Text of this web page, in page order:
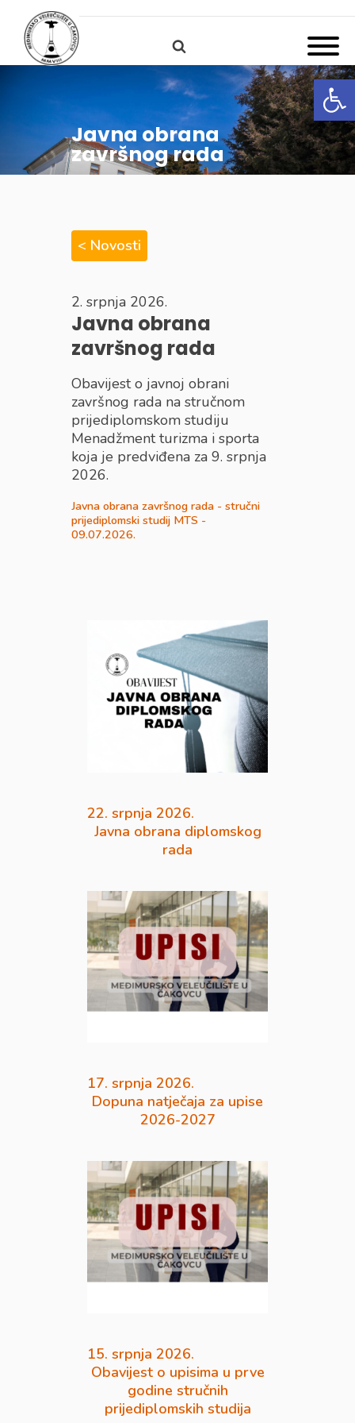
Javna obrana
završnog rada
< Novosti
2. srpnja 2026.
Javna obrana
završnog rada
Obavijest o javnoj obrani
završnog rada na stručnom
prijediplomskom studiju
Menadžment turizma i sporta
koja je predviđena za 9. srpnja
2026.
Javna obrana završnog rada - stručni
prijediplomski studij MTS -
09.07.2026.
22. srpnja 2026.
Javna obrana diplomskog
rada
17. srpnja 2026.
Dopuna natječaja za upise
2026-2027
15. srpnja 2026.
Obavijest o upisima u prve
godine stručnih
prijediplomskih studija